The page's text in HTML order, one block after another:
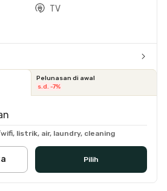
TV
Pelunasan di awal
s.d. -7%
listrik, air, laundry, cleaning
Pilih